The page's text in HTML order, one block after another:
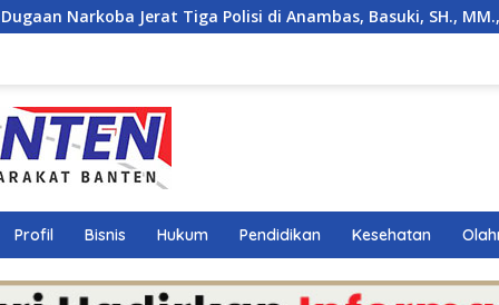
Tiga Polisi di Anambas, Basuki, SH., MM., MH. : Hukum Harus
Profil Bisnis Hukum Pendidikan Kesehatan